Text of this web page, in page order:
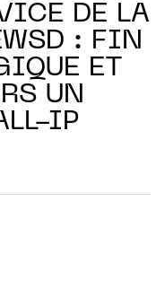
DE LA
: FIN
ET
UN
IP